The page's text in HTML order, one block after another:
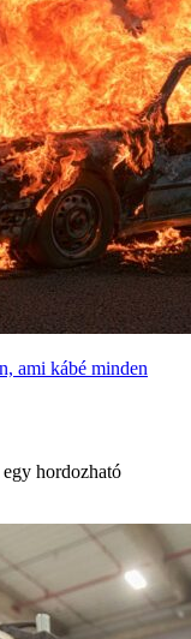
ami kábé minden
hordozható